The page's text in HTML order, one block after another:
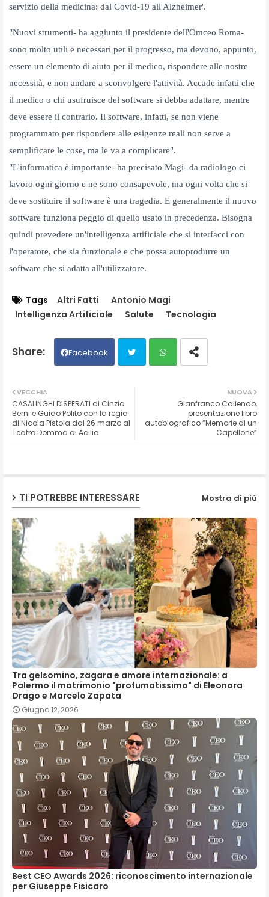
servizio della medicina: dal Covid-19 all'Alzheimer'.
"Nuovi strumenti- ha aggiunto il presidente dell'Omceo Roma-
sono molto utili e necessari per il progresso, ma devono, appunto,
essere un elemento di aiuto per il medico, rispondere alle nostre
necessità, e non andare a sconvolgere l'attività. Accade infatti che
il medico o chi usufruisce del software si debba adattare, mentre
deve essere il contrario. Il software, infatti, se non viene
programmato per rispondere alle esigenze reali non serve a
semplificare le cose, ma le va a complicare".
"L'informatica è importante- ha precisato Magi- da radiologo ci
lavoro ogni giorno e ne sono consapevole, ma ogni volta che si
deve sostituire il software è una tragedia. E generalmente il nuovo
software funziona peggio di quello usato in precedenza. Bisogna
quindi prevedere un'intelligenza artificiale che si interfacci con
l'operatore, che sia funzionale e che possa autoprodurre un
software che si adatta all'utilizzatore.
Tags Altri Fatti
Antonio Magi
Intelligenza Artificiale
Salute Tecnologia
Facebook
NUOVA
Gianfranco Caliendo,
presentazione libro
autobiografico “Memorie di un
Capellone”
VECCHIA
CASALINGHI DISPERATI di Cinzia
Berni e Guido Polito con la regia
di Nicola Pistoia dal 26 marzo al
Teatro Domma di Acilia
TI POTREBBE INTERESSARE Mostra di più
Tra gelsomino, zagara e amore internazionale: a
Palermo il matrimonio "profumatissimo" di Eleonora
Drago e Marcelo Zapata
Giugno 12, 2026
Best CEO Awards 2026: riconoscimento internazionale
per Giuseppe Fisicaro